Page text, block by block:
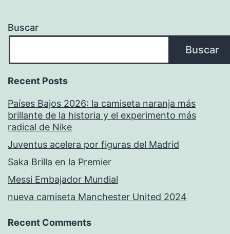
Buscar
Buscar
Recent Posts
Países Bajos 2026: la camiseta naranja más
brillante de la historia y el experimento más
radical de Nike
Juventus acelera por figuras del Madrid
Saka Brilla en la Premier
Messi Embajador Mundial
nueva camiseta Manchester United 2024
Recent Comments